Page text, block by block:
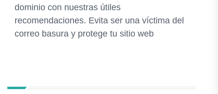
dominio con nuestras útiles
recomendaciones. Evita ser una víctima del
correo basura y protege tu sitio web